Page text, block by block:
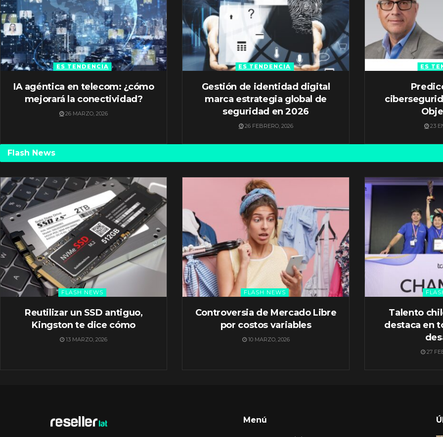
ES TENDENCIA
IA agéntica en telecom: ¿cómo
mejorará la conectividad?
26 MARZO, 2026
ES TENDENCIA
Gestión de identidad digital
marca estrategia global de
seguridad en 2026
26 FEBRERO, 2026
ES
23
Flash News
FLASH NEWS
Reutilizar un SSD antiguo,
Kingston te dice cómo
13 MARZO, 2026
FLASH NEWS
Controversia de Mercado Libre
por costos variables
10 MARZO, 2026
Talento
destaca en
27
Menú